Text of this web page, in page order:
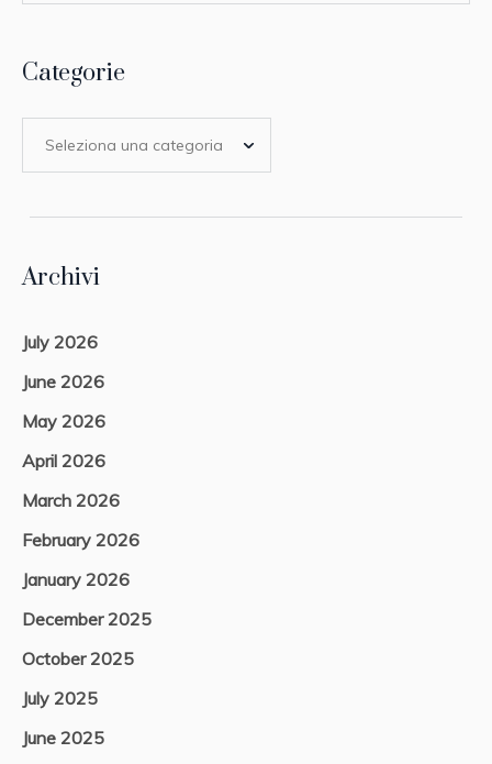
Categorie
Archivi
July 2026
June 2026
May 2026
April 2026
March 2026
February 2026
January 2026
December 2025
October 2025
July 2025
June 2025